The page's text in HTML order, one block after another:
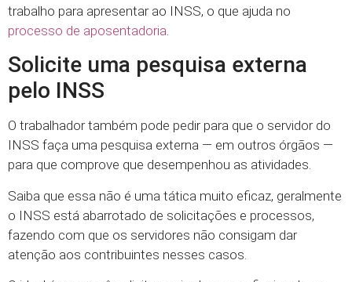
trabalho para apresentar ao INSS, o que ajuda no
processo de aposentadoria
Solicite uma pesquisa externa
pelo INSS
O trabalhador também pode pedir para que o servidor do
INSS faça uma pesquisa externa — em outros órgãos —
para que comprove que desempenhou as atividades.
Saiba que essa não é uma tática muito eficaz, geralmente
o INSS está abarrotado de solicitações e processos,
fazendo com que os servidores não consigam dar
atenção aos contribuintes nesses casos.